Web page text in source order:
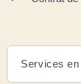
Services